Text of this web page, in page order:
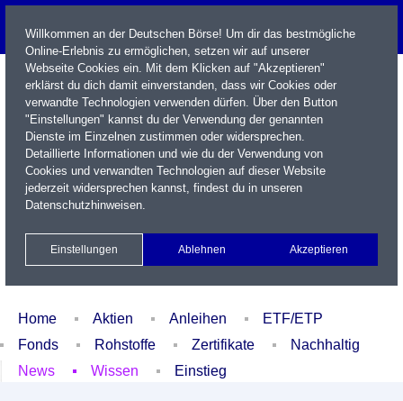
Name / WKN / ISIN / Kürzel
Xetra Realtime
Watchlist Portfolio Login
Home Aktien Anleihen
ETF/ETP
Fonds
Rohstoffe Zertifikate
Nachhaltig
News
Wissen Einstieg
Willkommen an der Deutschen Börse! Um dir das bestmögliche
Online-Erlebnis zu ermöglichen, setzen wir auf unserer
Webseite Cookies ein. Mit dem Klicken auf "Akzeptieren"
erklärst du dich damit einverstanden, dass wir Cookies oder
verwandte Technologien verwenden dürfen. Über den Button
"Einstellungen" kannst du der Verwendung der genannten
Dienste im Einzelnen zustimmen oder widersprechen.
Detaillierte Informationen und wie du der Verwendung von
Cookies und verwandten Technologien auf dieser Website
jederzeit widersprechen kannst, findest du in unseren
Datenschutzhinweisen.
Einstellungen Ablehnen Akzeptieren